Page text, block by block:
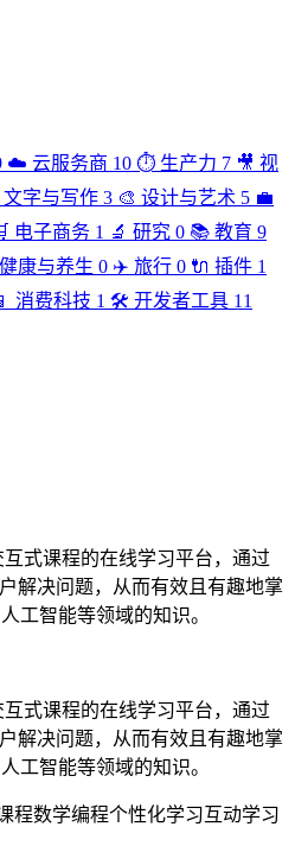
☁️ 云服务商 10 ⏱️ 生产力 7 🎥 视
文字与写作 3 🎨 设计与艺术 5 💼
电子商务 1 🔬 研究 0 📚 教育 9
健康与养生 0 ✈️ 旅行 0 🔌 插件 1
消费科技 1 🛠️ 开发者工具 11
式课程的在线学习平台，通过
解决问题，从而有效且有趣地掌
工智能等领域的知识。
式课程的在线学习平台，通过
解决问题，从而有效且有趣地掌
工智能等领域的知识。
程数学编程个性化学习互动学习